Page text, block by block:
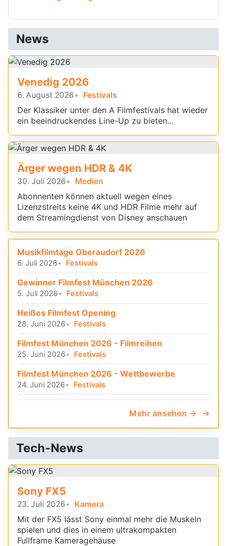
News
Venedig 2026
6. August 2026 Festivals
Der Klassiker unter den A Filmfestivals hat wieder
ein beeindruckendes Line-Up zu bieten...
Ärger wegen HDR & 4K
30. Juli 2026 Medien
Abonnenten können aktuell wegen eines
Lizenzstreits keine 4K und HDR Filme mehr auf
dem Streamingdienst von Disney anschauen
Musikfilmtage Oberaudorf 2026
6. Juli 2026 Festivals
Gewinner Filmfest München 2026
5. Juli 2026 Festivals
Heißes Filmfest Opening
28. Juni 2026 Festivals
Filmfest München 2026 - Filmreihen
25. Juni 2026 Festivals
Filmfest München 2026 - Wettbewerbe
24. Juni 2026 Festivals
Mehr ansehen →
Tech-News
Sony FX5
23. Juli 2026 Kamera
Mit der FX5 lässt Sony einmal mehr die Muskeln
spielen und dies in einem ultrakompakten
Fullframe Kameragehäuse